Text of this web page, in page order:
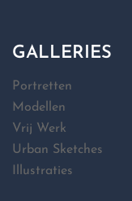
GALLERIES
Portretten
Modellen
Vrij Werk
Urban Sketches
Illustraties